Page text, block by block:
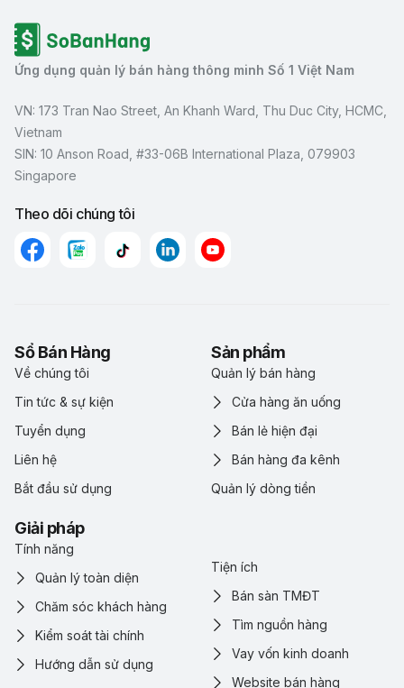
Ứng dụng quản lý bán hàng thông minh Số 1 Việt Nam
VN: 173 Tran Nao Street, An Khanh Ward, Thu Duc City, HCMC,
Vietnam
SIN: 10 Anson Road, #33-06B International Plaza, 079903
Singapore
Theo dõi chúng tôi
Sổ Bán Hàng
Về chúng tôi
Tin tức & sự kiện
Tuyển dụng
Liên hệ
Bắt đầu sử dụng
Sản phẩm
Quản lý bán hàng
Cửa hàng ăn uống
Bán lẻ hiện đại
Bán hàng đa kênh
Quản lý dòng tiền
Giải pháp
Tính năng
Quản lý toàn diện
Chăm sóc khách hàng
Kiểm soát tài chính
Hướng dẫn sử dụng
Tiện ích
Bán sàn TMĐT
Tìm nguồn hàng
Vay vốn kinh doanh
Website bán hàng